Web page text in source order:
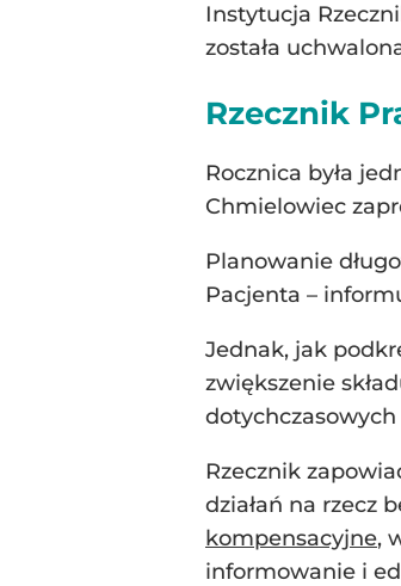
Instytucja
została
Rzecznik
Rocznica była
Chmielowiec
Planowanie
Pacjenta –
Jednak, jak
zwiększenie
Rzecznik
działań na rzecz
kompensacyjne,
informowanie i